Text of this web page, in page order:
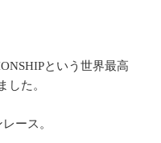
という世界最高
した。
ース。